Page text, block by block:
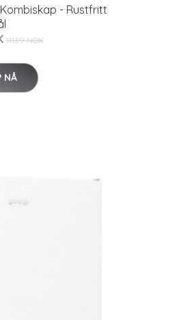
- Rustfritt
11139 NOK
NÅ